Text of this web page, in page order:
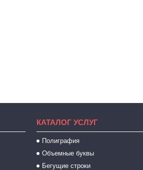
КАТАЛОГ УСЛУГ
Полиграфия
Объемные буквы
Бегущие строки